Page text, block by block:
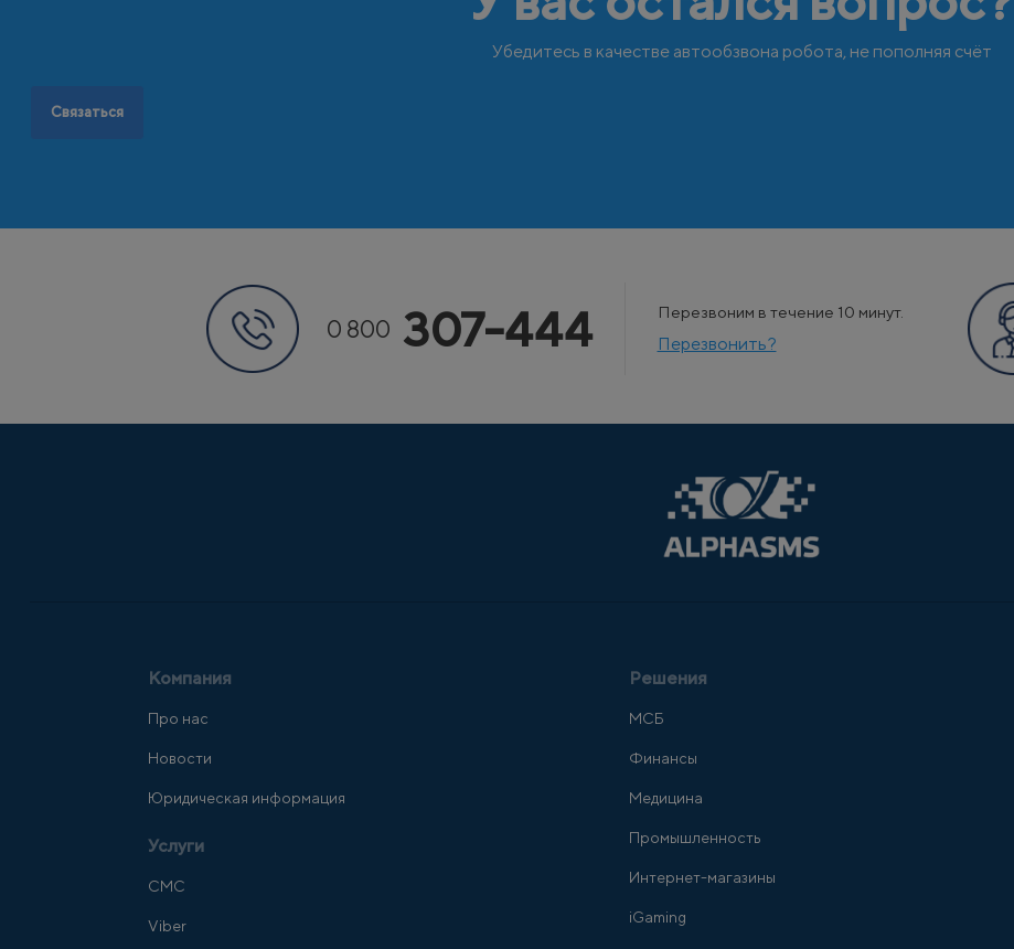
Убедитесь в качестве автообзвона робота, не пополняя счёт
Связаться
0 800 307-444 Перезвоним в течение 10 минут.
Перезвонить?
Компания
Про нас
Новости
Юридическая информация
Услуги
СМС
Viber
Решения
МСБ
Финансы
Медицина
Промышленность
Интернет-магазины
iGaming